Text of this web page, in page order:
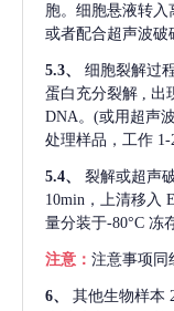
胞。细胞悬液转入
或者配合超声波破
5.3、
细胞裂解过
蛋白充分裂解
,
DNA。(或用超声
处理样品，工作
5.4、 裂解或超声
10min，上清移入
量分装于-80°C 冻
注意： 注意事项同
6、 其他生物样本